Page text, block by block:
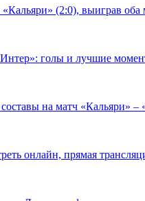
(2:0), выиграв оба
голы и лучшие
на матч «Кальяри» –
онлайн, прямая